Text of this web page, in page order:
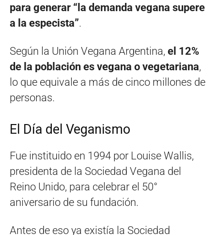
para generar “la demanda vegana supere
a la especista”.
Según la Unión Vegana Argentina, el 12%
de la población es vegana o vegetariana,
lo que equivale a más de cinco millones de
personas.
El Día del Veganismo
Fue instituido en 1994 por Louise Wallis,
presidenta de la Sociedad Vegana del
Reino Unido, para celebrar el 50°
aniversario de su fundación.
Antes de eso ya existía la Sociedad